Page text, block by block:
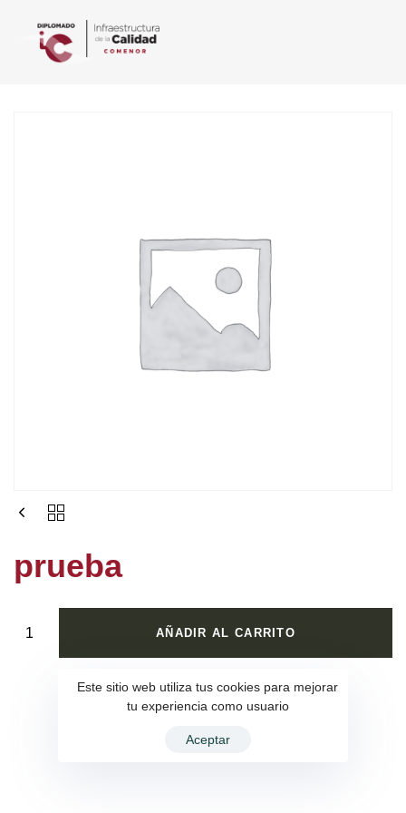
prueba
AÑADIR AL CARRITO
Este sitio web utiliza tus cookies para mejorar
tu experiencia como usuario
Aceptar